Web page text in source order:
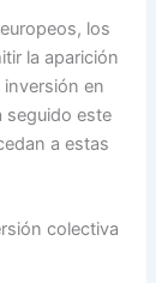
los
la aparición
en
seguido este
a estas
colectiva